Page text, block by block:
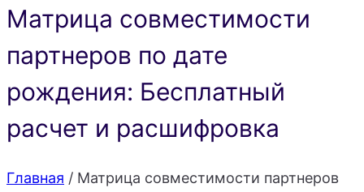
Матрица совместимости
партнеров по дате
рождения: Бесплатный
расчет и расшифровка
Главная / Матрица совместимости партнеров